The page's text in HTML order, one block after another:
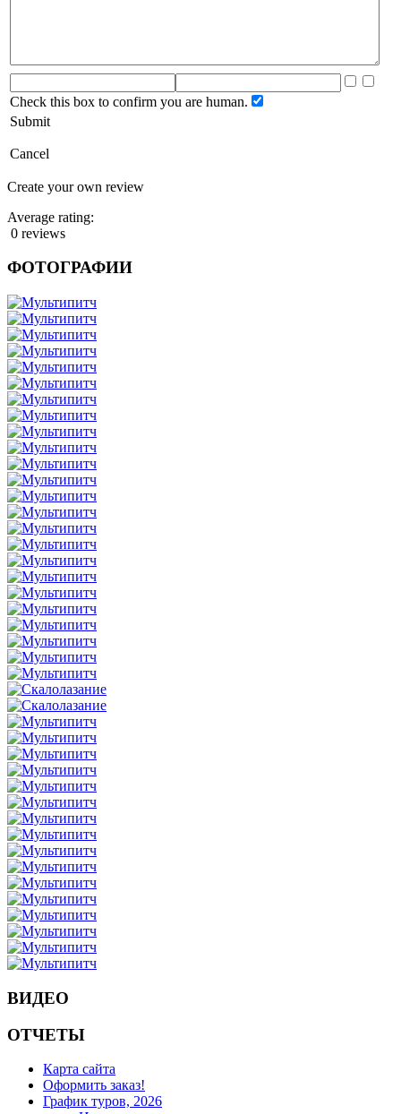
Check this box to confirm you are human.
Submit
Cancel
Create your own review
Average rating:
0 reviews
ФОТОГРАФИИ
ВИДЕО
ОТЧЕТЫ
Карта сайта
Оформить заказ!
График туров, 2026